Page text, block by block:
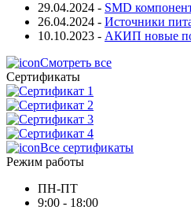
29.04.2024 - SMD
26.04.2024 - Источники
10.10.2023 - АКИП новые
Смотреть все
Сертификаты
Все сертификаты
Режим работы
ПН-ПТ
9:00 - 18:00